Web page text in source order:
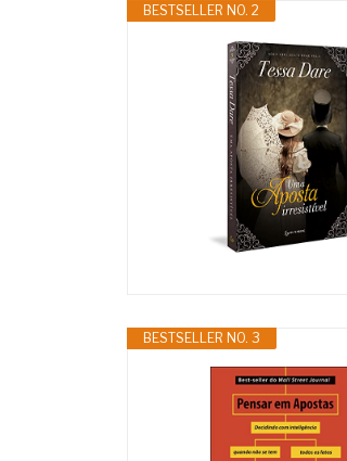
BESTSELLER NO. 2
BESTSELLER NO. 3